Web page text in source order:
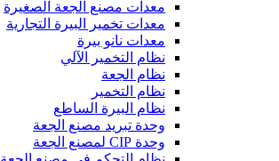
معدات مصنع الجعة الصغيرة
معدات تخمير البيرة التجارية
معدات نانو بيرة
نظام التخمير الآلي
نظام الجعة
نظام التخمير
نظام البيرة الساطع
وحدة تبريد مصنع الجعة
وحدة CIP لمصنع الجعة